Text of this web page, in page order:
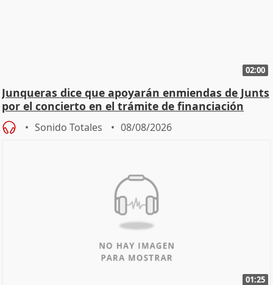
02:00
Junqueras dice que apoyarán enmiendas de Junts
por el concierto en el trámite de financiación
Sonido Totales 08/08/2026
01:25